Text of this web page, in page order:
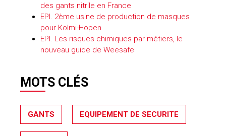
des gants nitrile en France
EPI. 2ème usine de production de masques
pour Kolmi-Hopen
EPI. Les risques chimiques par métiers, le
nouveau guide de Weesafe
MOTS CLÉS
GANTS EQUIPEMENT DE SECURITE